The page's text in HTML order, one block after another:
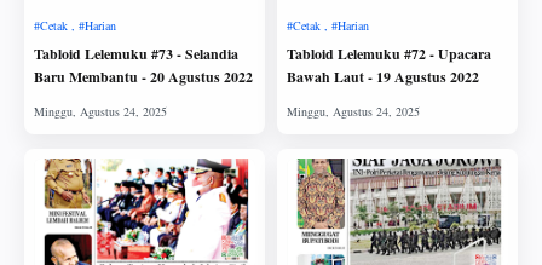
Tabloid Lelemuku #73 - Selandia
Baru Membantu - 20 Agustus 2022
Tabloid Lelemuku #72 - Upacara
Bawah Laut - 19 Agustus 2022